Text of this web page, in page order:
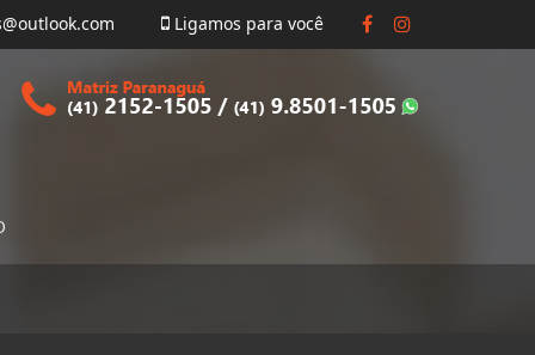
Ligamos para você